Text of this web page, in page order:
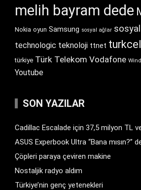
melih bayram dede
Nokia oyun Samsung sosyal ağlar
technologic teknoloji ttnet
türkiye Türk Telekom Vodafone
Youtube
SON YAZILAR
Cadillac Escalade için 37,5 milyon TL
ASUS Experbook Ultra “Bana mısın?”
Çöpleri paraya çeviren makine
Nostaljik radyo aldım
Türkiye’nin genç yetenekleri